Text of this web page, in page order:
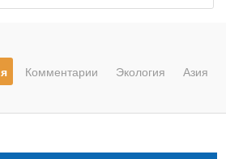
Комментарии Экология Азия